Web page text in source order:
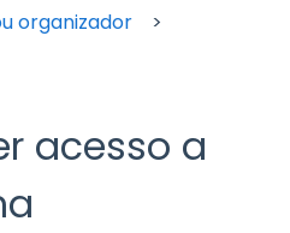
organizador
acesso a